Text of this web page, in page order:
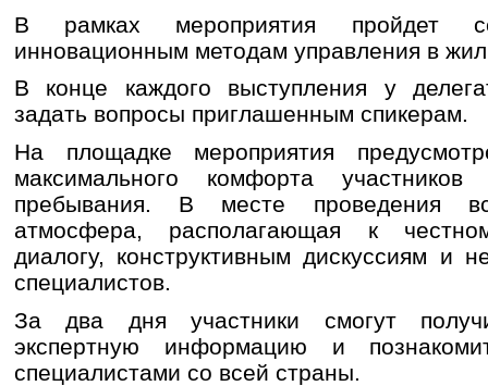
В рамках мероприятия пройдет
инновационным методам управления в
В конце каждого выступления у
задать вопросы приглашенным спикерам.
На площадке мероприятия
максимального комфорта
пребывания. В месте проведения
атмосфера, располагающая к
диалогу, конструктивным дискуссиям и
специалистов.
За два дня участники смогут
экспертную информацию и
специалистами со всей страны.